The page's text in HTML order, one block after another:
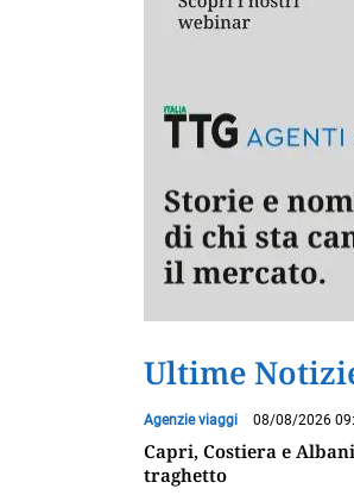
Ultime
Agenzie viaggi 08/08/2026
Capri, Costiera e
traghetto